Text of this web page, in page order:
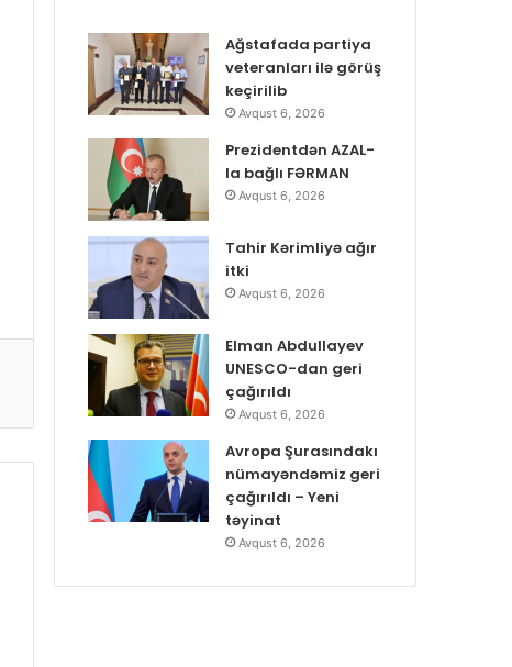
Ağstafada partiya
veteranları ilə görüş
keçirilib
Avqust 6, 2026
Prezidentdən AZAL-
la bağlı FƏRMAN
Avqust 6, 2026
Tahir Kərimliyə ağır
itki
Avqust 6, 2026
Elman Abdullayev
UNESCO-dan geri
çağırıldı
Avqust 6, 2026
Avropa Şurasındakı
nümayəndəmiz geri
çağırıldı – Yeni
təyinat
Avqust 6, 2026